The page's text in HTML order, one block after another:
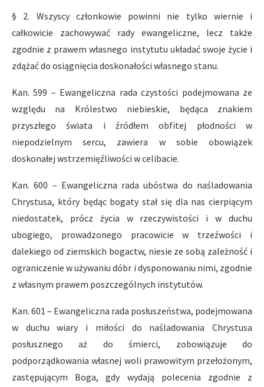
§ 2. Wszyscy członkowie powinni nie tylko wiernie i
całkowicie zachowywać rady ewangeliczne, lecz także
zgodnie z prawem własnego instytutu układać swoje życie i
zdążać do osiągnięcia doskonałości własnego stanu.
Kan. 599 – Ewangeliczna rada czystości podejmowana ze
względu na Królestwo niebieskie, będąca znakiem
przyszłego świata i źródłem obfitej płodności w
niepodzielnym sercu, zawiera w sobie obowiązek
doskonałej wstrzemięźliwości w celibacie.
Kan. 600 – Ewangeliczna rada ubóstwa do naśladowania
Chrystusa, który będąc bogaty stał się dla nas cierpiącym
niedostatek, prócz życia w rzeczywistości i w duchu
ubogiego, prowadzonego pracowicie w trzeźwości i
dalekiego od ziemskich bogactw, niesie ze sobą zależność i
ograniczenie w używaniu dóbr i dysponowaniu nimi, zgodnie
z własnym prawem poszczególnych instytutów.
Kan. 601 – Ewangeliczna rada posłuszeństwa, podejmowana
w duchu wiary i miłości do naśladowania Chrystusa
posłusznego aż do śmierci, zobowiązuje do
podporządkowania własnej woli prawowitym przełożonym,
zastępującym Boga, gdy wydają polecenia zgodnie z